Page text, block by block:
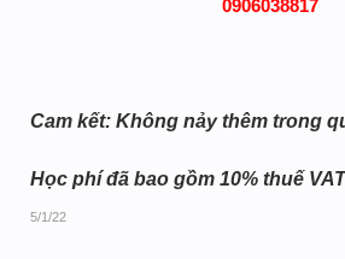
0906038817
Cam kết: Không nảy thêm trong
Học phí đã bao gồm 10% thuế VAT
5/1/22